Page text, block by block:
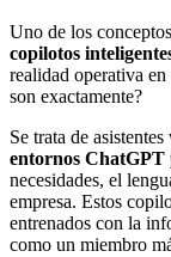
Uno de los
copilotos
realidad operativa
son exactamente?
Se trata de
entornos ChatGPT
necesidades, el
empresa. Estos
entrenados con la
como un miembro